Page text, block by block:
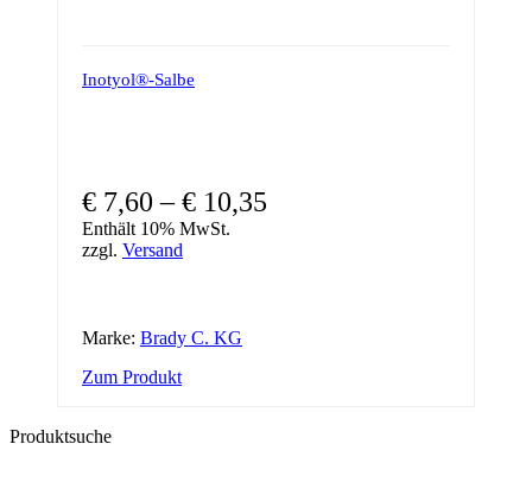
Inotyol®-Salbe
€ 7,60 –€ 10,35
Enthält 10% MwSt.
zzgl. Versand
Marke: Brady C. KG
Zum ProduktDieses
Produktsuche